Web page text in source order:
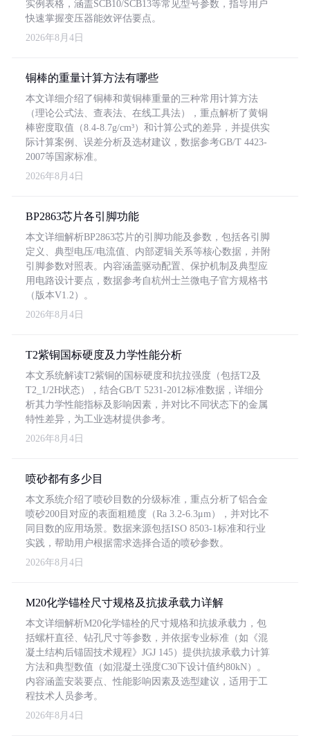
实例表格，涵盖SCB10/SCB13等常见型号参数，指导用户
快速掌握变压器能效评估要点。
2026年8月4日
铜棒的重量计算方法有哪些
本文详细介绍了铜棒和黄铜棒重量的三种常用计算方法
（理论公式法、查表法、在线工具法），重点解析了黄铜
棒密度取值（8.4-8.7g/cm³）和计算公式的差异，并提供实
际计算案例、误差分析及选材建议，数据参考GB/T 4423-
2007等国家标准。
2026年8月4日
BP2863芯片各引脚功能
本文详细解析BP2863芯片的引脚功能及参数，包括各引脚
定义、典型电压/电流值、内部逻辑关系等核心数据，并附
引脚参数对照表。内容涵盖驱动配置、保护机制及典型应
用电路设计要点，数据参考自杭州士兰微电子官方规格书
（版本V1.2）。
2026年8月4日
T2紫铜国标硬度及力学性能分析
本文系统解读T2紫铜的国标硬度和抗拉强度（包括T2及
T2_1/2H状态），结合GB/T 5231-2012标准数据，详细分
析其力学性能指标及影响因素，并对比不同状态下的金属
特性差异，为工业选材提供参考。
2026年8月4日
喷砂都有多少目
本文系统介绍了喷砂目数的分级标准，重点分析了铝合金
喷砂200目对应的表面粗糙度（Ra 3.2-6.3μm），并对比不
同目数的应用场景。数据来源包括ISO 8503-1标准和行业
实践，帮助用户根据需求选择合适的喷砂参数。
2026年8月4日
M20化学锚栓尺寸规格及抗拔承载力详解
本文详细解析M20化学锚栓的尺寸规格和抗拔承载力，包
括螺杆直径、钻孔尺寸等参数，并依据专业标准（如《混
凝土结构后锚固技术规程》JGJ 145）提供抗拔承载力计算
方法和典型数值（如混凝土强度C30下设计值约80kN）。
内容涵盖安装要点、性能影响因素及选型建议，适用于工
程技术人员参考。
2026年8月4日